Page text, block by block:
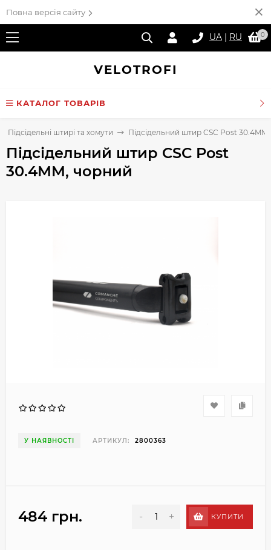
Повна версія сайту
UA | RU 0
VELOTROFI
КАТАЛОГ ТОВАРІВ
Підсідельні штирі та хомути Підсідельний штир CSC Post
Підсідельний штир CSC Post
30.4MM, чорний
У НАЯВНОСТІ АРТИКУЛ: 2800363
484 грн. - + КУПИТИ